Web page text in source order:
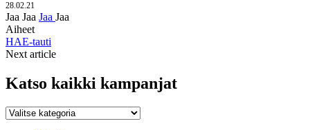
28.02.21
Jaa Jaa Jaa Jaa
Aiheet
HAE-tauti
Next article
Katso kaikki kampanjat
Katso